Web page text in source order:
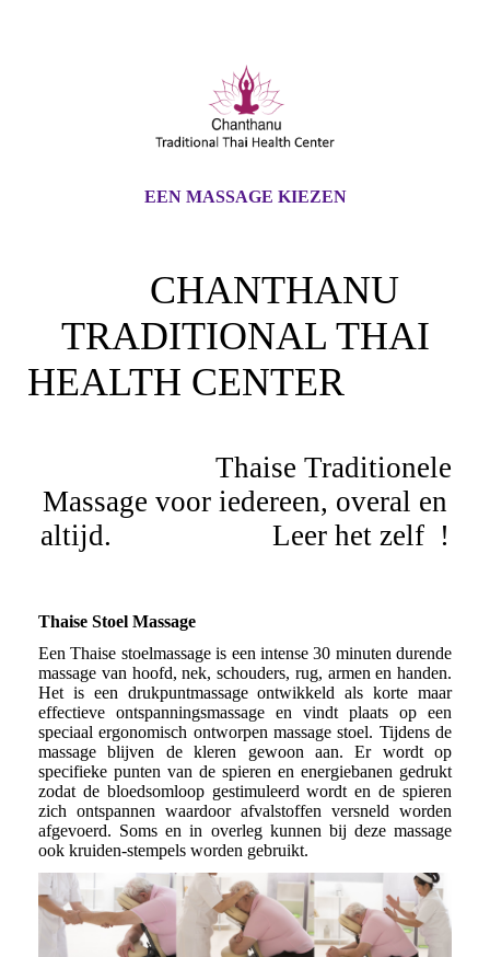
EEN MASSAGE KIEZEN
CHANTHANU
TRADITIONAL THAI
HEALTH CENTER
Thaise Traditionele
Massage voor iedereen, overal en
altijd. Leer het zelf !
Thaise Stoel Massage
Een Thaise stoelmassage is een intense 30 minuten durende
massage van hoofd, nek, schouders, rug, armen en handen.
Het is een drukpuntmassage ontwikkeld als korte maar
effectieve ontspanningsmassage en vindt plaats op een
speciaal ergonomisch ontworpen massage stoel. Tijdens de
massage blijven de kleren gewoon aan. Er wordt op
specifieke punten van de spieren en energiebanen gedrukt
zodat de bloedsomloop gestimuleerd wordt en de spieren
zich ontspannen waardoor afvalstoffen versneld worden
afgevoerd. Soms en in overleg kunnen bij deze massage
ook kruiden-stempels worden gebruikt.